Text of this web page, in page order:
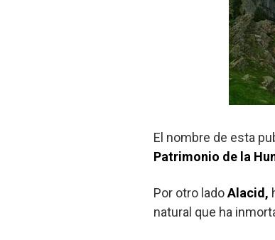
El nombre de esta
Patrimonio de la
Por otro ladoAlacid,
natural que ha